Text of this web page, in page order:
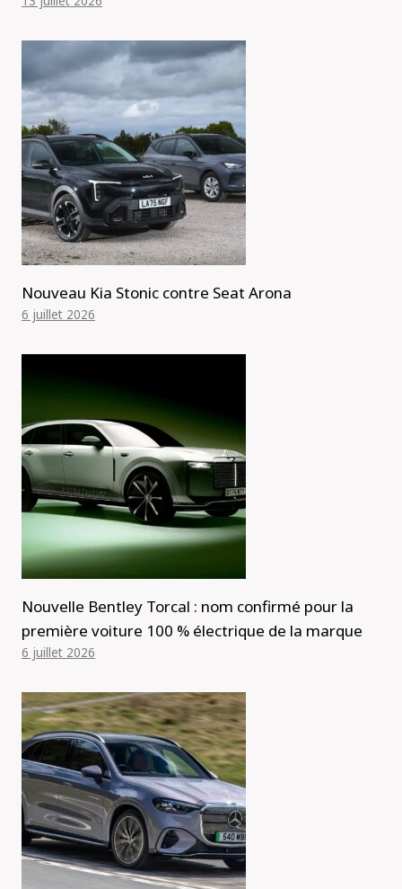
Nouveau Kia Stonic contre Seat Arona
6 juillet 2026
Nouvelle Bentley Torcal : nom confirmé pour la
première voiture 100 % électrique de la marque
6 juillet 2026